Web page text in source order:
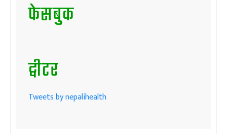
फेसबुक
ट्वीटर
Tweets by nepalihealth